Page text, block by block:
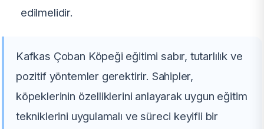
edilmelidir.
Kafkas Çoban Köpeği eğitimi sabır, tutarlılık ve
pozitif yöntemler gerektirir. Sahipler,
köpeklerinin özelliklerini anlayarak uygun eğitim
tekniklerini uygulamalı ve süreci keyifli bir